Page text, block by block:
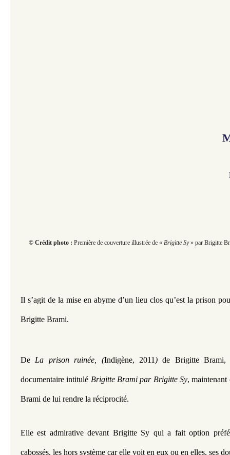
© Crédit photo : Première de couverture illustrée de « Brigitte Sy» par Brigitte
Il s’agit de la mise en abyme d’un lieu clos qu’est la prison
Brigitte Brami.
De La prison ruinée, (Indigène, 2011 ) de Brigitte Brami,
documentaire intitulé Brigitte Brami par Brigitte Sy, maintenant
Brami de lui rendre la réciprocité.
Elle est admirative devant Brigitte Sy qui a fait option
cabossés, les hors système car elle voit en eux ou en elles, ses